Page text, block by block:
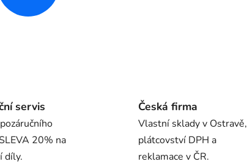
servis
20% na
díly.
Česká firma
Vlastní sklady v Ostravě,
plátcovství DPH a
reklamace v ČR.